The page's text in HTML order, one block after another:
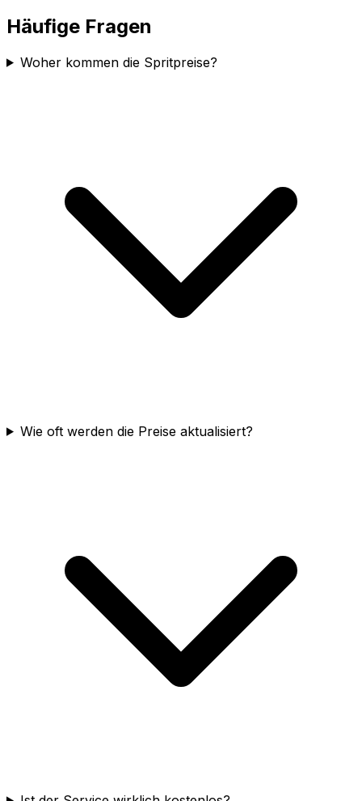
Häufige Fragen
Woher kommen die Spritpreise?
Wie oft werden die Preise aktualisiert?